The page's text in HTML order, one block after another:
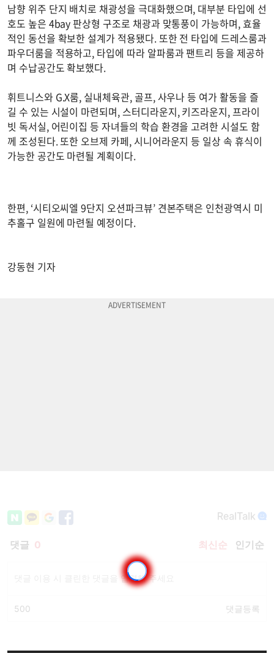
남향 위주 단지 배치로 채광성을 극대화했으며, 대부분 타입에 선
호도 높은 4bay 판상형 구조로 채광과 맞통풍이 가능하며, 효율
적인 동선을 확보한 설계가 적용됐다. 또한 전 타입에 드레스룸과
파우더룸을 적용하고, 타입에 따라 알파룸과 팬트리 등을 제공하
며 수납공간도 확보했다.
휘트니스와 G.X룸, 실내체육관, 골프, 사우나 등 여가 활동을 즐
길 수 있는 시설이 마련되며, 스터디라운지, 키즈라운지, 프라이
빗 독서실, 어린이집 등 자녀들의 학습 환경을 고려한 시설도 함
께 조성된다. 또한 오브제 카페, 시니어라운지 등 일상 속 휴식이
가능한 공간도 마련될 계획이다.
한편, ‘시티오씨엘 9단지 오션파크뷰’ 견본주택은 인천광역시 미
추홀구 일원에 마련될 예정이다.
강동현 기자